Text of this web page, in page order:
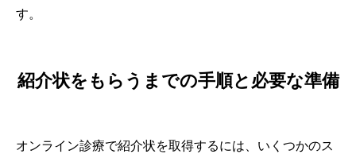
す。
紹介状をもらうまでの手順と必要な準備
オンライン診療で紹介状を取得するには、いくつかのス